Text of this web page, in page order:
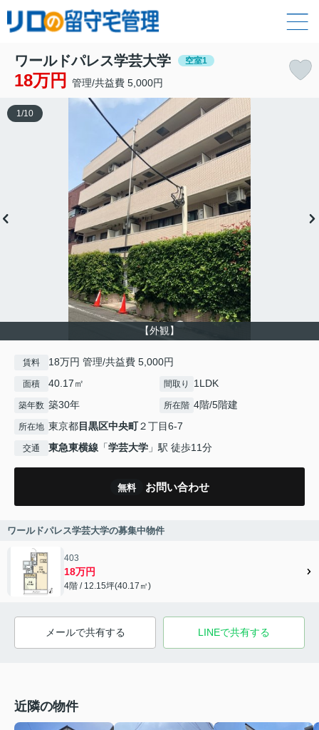
ワールドパレス学芸大学 空室1
18万円 管理/共益費 5,000円
【外観】
1 /10
賃料 18万円 管理/共益費 5,000円
面積 40.17㎡ 間取り 1LDK
築年数 築30年 所在階 4階/5階建
所在地 東京都目黒区中央町２丁目6-7
交通 東急東横線 「学芸大学 」駅 徒歩11分
無料 お問い合わせ
ワールドパレス学芸大学の募集中物件
403
18万円
4階 / 12.15坪(40.17㎡)
メールで共有する LINEで共有する
近隣の物件